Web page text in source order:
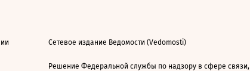
Сетевое издание Ведомости (Vedomosti)
Решение Федеральной службы по надзору в сфере связи,